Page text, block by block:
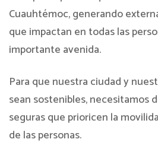
Cuauhtémoc, generando
que impactan en todas las
importante avenida.
Para que nuestra ciudad y
sean sostenibles, necesitamos
seguras que prioricen la
de las personas.